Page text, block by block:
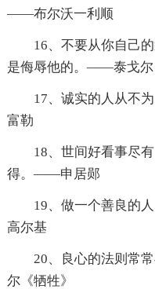
——布尔沃一利顺
16、不要从你自己
是侮辱他的。——泰戈尔
17、诚实的人从不
富勒
18、世间好看事尽
得。——申居郧
19、做一个善良的
高尔基
20、良心的法则常
尔《牺牲》